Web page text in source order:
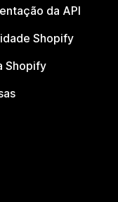
da API
Shopify
Shopify